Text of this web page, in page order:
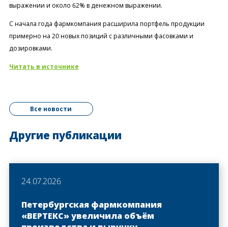
выражении и около 62% в денежном выражении.
С начала года фармкомпания расширила портфель продукции
примерно на 20 новых позиций с различными фасовками и
дозировками.
Читать в источнике
Все новости
Другие публикации
24.07.2026
Петербургская фармкомпания
«ВЕРТЕКС» увеличила объём